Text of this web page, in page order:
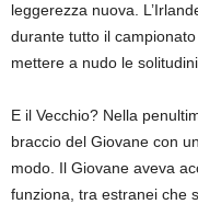
leggerezza nuova.
durante tutto il
mettere a nudo le
E il Vecchio? Nella
braccio del Giovane con
modo. Il Giovane aveva
funziona, tra estranei che